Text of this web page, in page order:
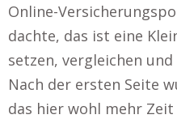
Online-
dachte, das ist eine
setzen, vergleichen
Nach der ersten Seite
das hier wohl mehr